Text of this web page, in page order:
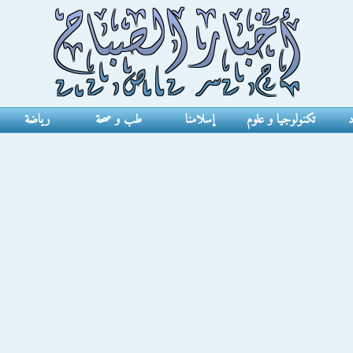
تكنولوجيا و علوم إسلامنا طب و صحة رياضة